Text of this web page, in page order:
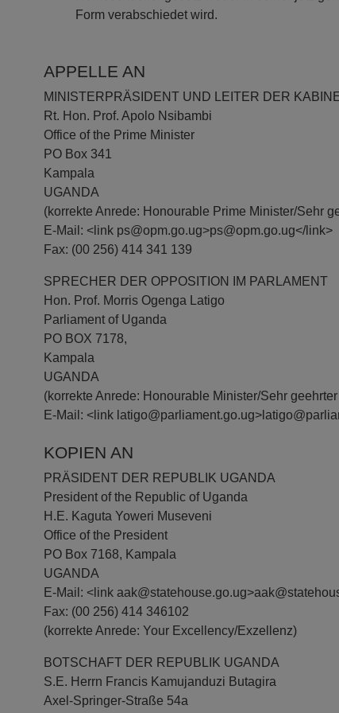
Form verabschiedet wird.
APPELLE AN
MINISTERPRÄSIDENT UND LEITER DER
Rt. Hon. Prof. Apolo Nsibambi
Office of the Prime Minister
PO Box 341
Kampala
UGANDA
(korrekte Anrede: Honourable Prime Minister/Sehr
E-Mail: <link ps@opm.go.ug>ps@opm.go.ug</link>
Fax: (00 256) 414 341 139
SPRECHER DER OPPOSITION IM PARLAMENT
Hon. Prof. Morris Ogenga Latigo
Parliament of Uganda
PO BOX 7178,
Kampala
UGANDA
(korrekte Anrede: Honourable Minister/Sehr
E-Mail: <link
KOPIEN AN
PRÄSIDENT DER REPUBLIK UGANDA
President of the Republic of Uganda
H.E. Kaguta Yoweri Museveni
Office of the President
PO Box 7168, Kampala
UGANDA
E-Mail: <link
Fax: (00 256) 414 346102
(korrekte Anrede: Your Excellency/Exzellenz)
BOTSCHAFT DER REPUBLIK UGANDA
S.E. Herrn Francis Kamujanduzi Butagira
Axel-Springer-Straße 54a